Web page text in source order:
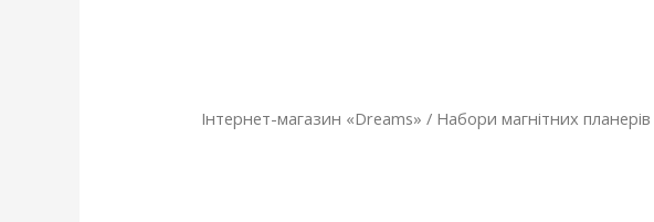
Інтернет-магазин «Dreams» / Набори магнітних планерів